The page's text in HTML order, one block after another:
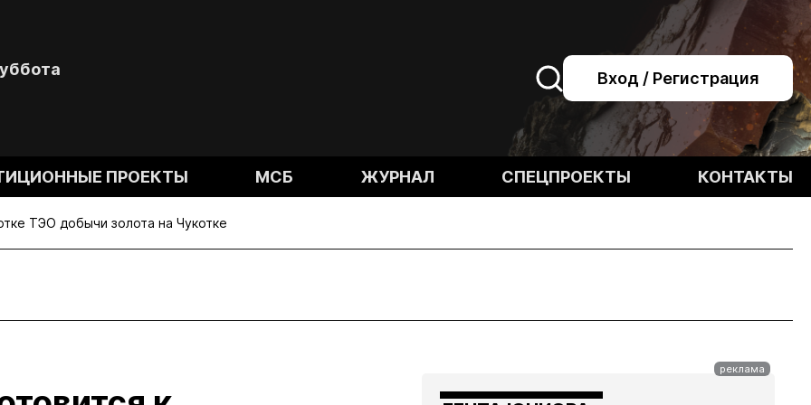
Вход / Регистрация
ПРОЕКТЫ МСБ ЖУРНАЛ СПЕЦПРОЕКТЫ КОНТАКТЫ
ТЭО добычи золота на Чукотке